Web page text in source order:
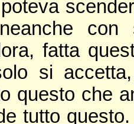
con
fatta
si
questo che
tutto